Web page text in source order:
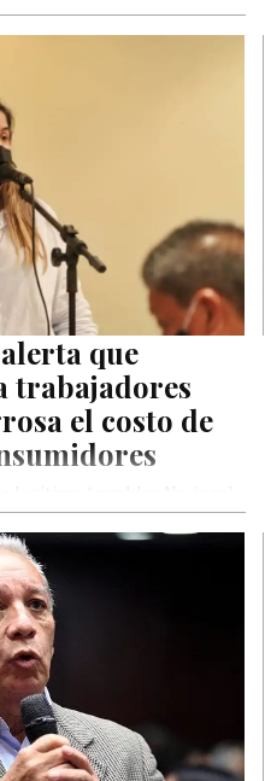
que
trabajadores
el costo de
martes que la extorsión que